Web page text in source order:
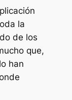
la
de los
que,
han